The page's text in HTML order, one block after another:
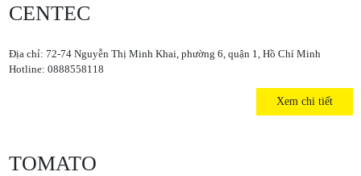
CENTEC
Địa chỉ: 72-74 Nguyễn Thị Minh Khai, phường 6, quận 1, Hồ Chí Minh
Hotline: 0888558118
Xem chi tiết
TOMATO